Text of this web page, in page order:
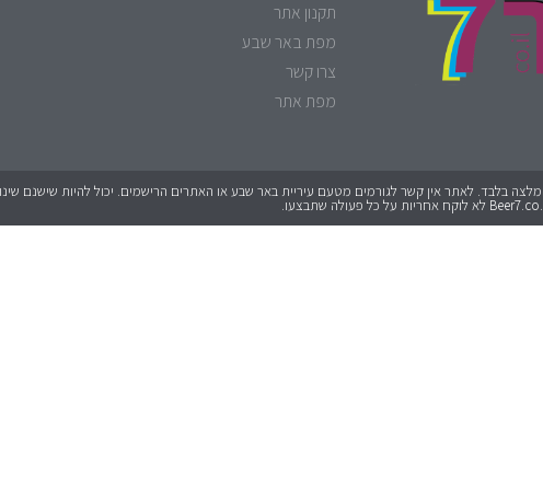
תקנון אתר
מפת באר שבע
צרו קשר
מפת אתר